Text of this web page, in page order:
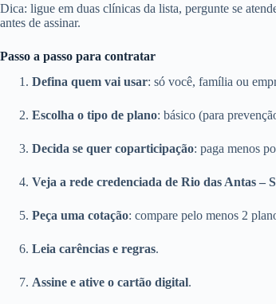
Dica: ligue em duas clínicas da lista, pergunte se
antes de assinar.
Passo a passo para contratar
Defina quem vai usar: só você, família ou
Escolha o tipo de plano: básico (para
Decida se quer coparticipação: paga menos
Veja a rede credenciada de Rio das Antas –
Peça uma cotação: compare pelo menos 2
Leia carências e regras.
Assine e ative o cartão digital.